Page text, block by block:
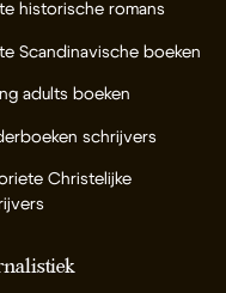
historische romans
Scandinavische boeken
adults boeken
schrijvers
Christelijke